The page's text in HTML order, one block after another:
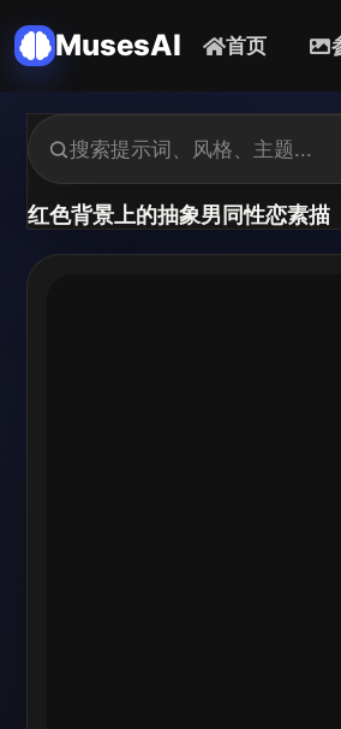
MusesAI 首页
红色背景上的抽象男同性恋素描